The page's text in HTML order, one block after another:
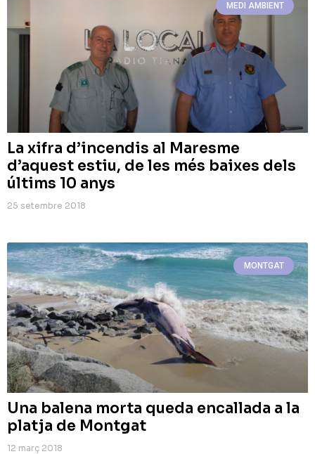
MEDI AMBIENT
La xifra d’incendis al Maresme
d’aquest estiu, de les més baixes dels
últims 10 anys
25 setembre 2018
MONTGAT
Una balena morta queda encallada a la
platja de Montgat
12 març 2018